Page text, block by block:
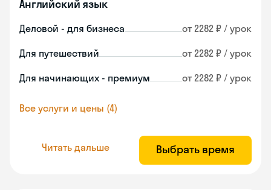
Английский язык
Деловой - для бизнеса от 2282 ₽ / урок
Для путешествий от 2282 ₽ / урок
Для начинающих - премиум от 2282 ₽ / урок
Все услуги и цены (4)
Читать дальше Выбрать время